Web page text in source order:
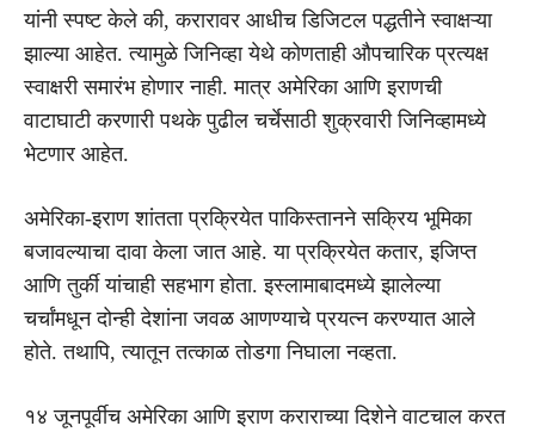
यांनी स्पष्ट केले की, करारावर आधीच डिजिटल पद्धतीने स्वाक्षऱ्या
झाल्या आहेत. त्यामुळे जिनिव्हा येथे कोणताही औपचारिक प्रत्यक्ष
स्वाक्षरी समारंभ होणार नाही. मात्र अमेरिका आणि इराणची
वाटाघाटी करणारी पथके पुढील चर्चेसाठी शुक्रवारी जिनिव्हामध्ये
भेटणार आहेत.
अमेरिका-इराण शांतता प्रक्रियेत पाकिस्तानने सक्रिय भूमिका
बजावल्याचा दावा केला जात आहे. या प्रक्रियेत कतार, इजिप्त
आणि तुर्की यांचाही सहभाग होता. इस्लामाबादमध्ये झालेल्या
चर्चांमधून दोन्ही देशांना जवळ आणण्याचे प्रयत्न करण्यात आले
होते. तथापि, त्यातून तत्काळ तोडगा निघाला नव्हता.
१४ जूनपूर्वीच अमेरिका आणि इराण कराराच्या दिशेने वाटचाल करत